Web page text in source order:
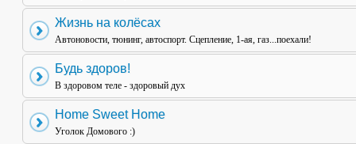
Жизнь на колёсах
Автоновости, тюнинг, автоспорт. Сцепление, 1-ая, газ...поехали!
Будь здоров!
В здоровом теле - здоровый дух
Home Sweet Home
Уголок Домового :)